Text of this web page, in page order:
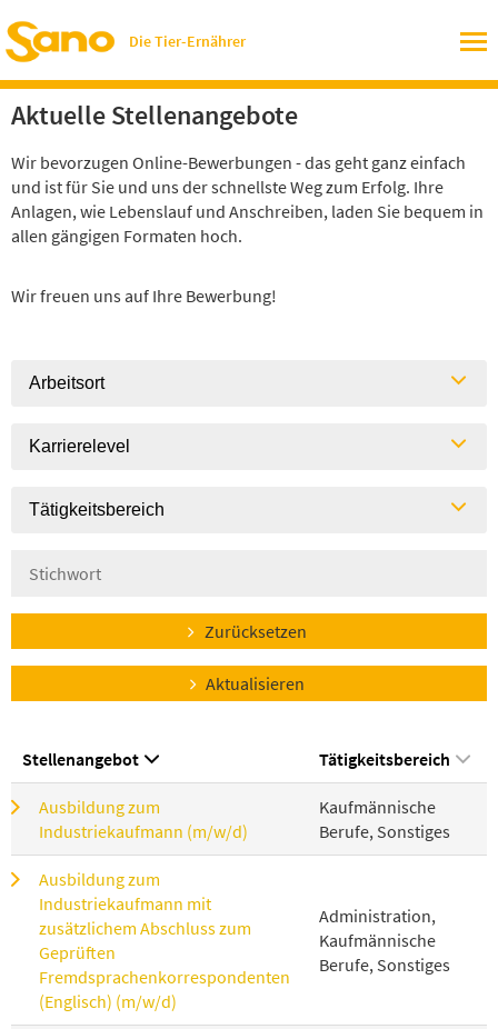
Die Tier-Ernährer
Aktuelle Stellenangebote
Wir bevorzugen Online-Bewerbungen - das geht ganz einfach
und ist für Sie und uns der schnellste Weg zum Erfolg. Ihre
Anlagen, wie Lebenslauf und Anschreiben, laden Sie bequem in
allen gängigen Formaten hoch.
Wir freuen uns auf Ihre Bewerbung!
Arbeitsort
Karrierelevel
Tätigkeitsbereich
Zurücksetzen
Aktualisieren
Stellenangebot Tätigkeitsbereich
Ausbildung zum
Industriekaufmann (m/w/d)
Kaufmännische
Berufe, Sonstiges
Ausbildung zum
Industriekaufmann mit
zusätzlichem Abschluss zum
Geprüften
Fremdsprachenkorrespondenten
(Englisch) (m/w/d)
Administration,
Kaufmännische
Berufe, Sonstiges